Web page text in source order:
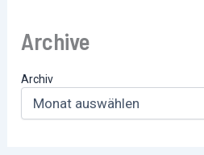
Archive
Archiv